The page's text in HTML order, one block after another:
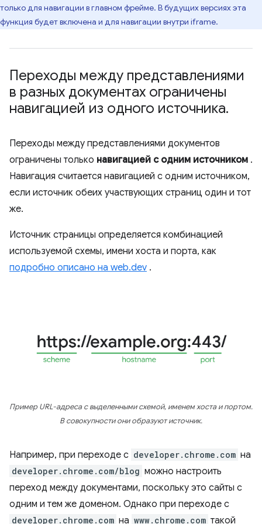
только для навигации в главном фрейме. В будущих версиях эта
функция будет включена и для навигации внутри iframe.
Переходы между представлениями
в разных документах ограничены
навигацией из одного источника.
Переходы между представлениями документов
ограничены только навигацией с одним источником .
Навигация считается навигацией с одним источником,
если источник обеих участвующих страниц один и тот
же.
Источник страницы определяется комбинацией
используемой схемы, имени хоста и порта, как
подробно описано на web.dev .
Пример URL-адреса с выделенными схемой, именем хоста и портом.
В совокупности они образуют источник.
Например, при переходе с developer.chrome.com на
developer.chrome.com/blog можно настроить
переход между документами, поскольку это сайты с
одним и тем же доменом. Однако при переходе с
developer.chrome.com на www.chrome.com такой